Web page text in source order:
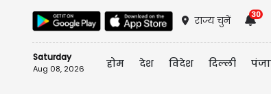
राज्य चुनें
30
Saturday
Aug 08, 2026 होम देश विदेश दिल्ली